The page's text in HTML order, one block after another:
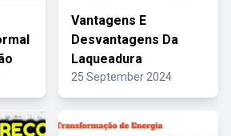
Vantagens E
Desvantagens Da
Laqueadura
25 September 2024